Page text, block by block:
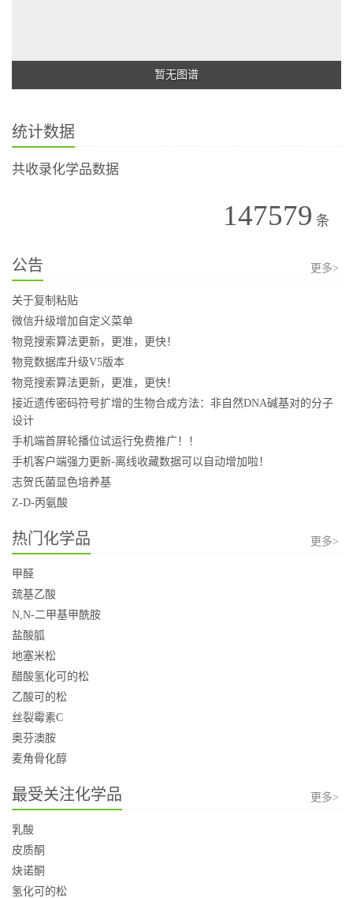
暂无图谱
统计数据
共收录化学品数据
147579 条
公告 更多>
关于复制粘贴
微信升级增加自定义菜单
物竞搜索算法更新，更准，更快！
物竞数据库升级V5版本
物竞搜索算法更新，更准，更快！
接近遗传密码符号扩增的生物合成方法：非自然DNA碱基对的分子
设计
手机端首屏轮播位试运行免费推广！！
手机客户端强力更新-离线收藏数据可以自动增加啦！
志贺氏菌显色培养基
Z-D-丙氨酸
热门化学品 更多>
甲醛
巯基乙酸
N,N-二甲基甲酰胺
盐酸胍
地塞米松
醋酸氢化可的松
乙酸可的松
丝裂霉素C
奥芬澳胺
麦角骨化醇
最受关注化学品 更多>
乳酸
皮质酮
炔诺酮
氢化可的松